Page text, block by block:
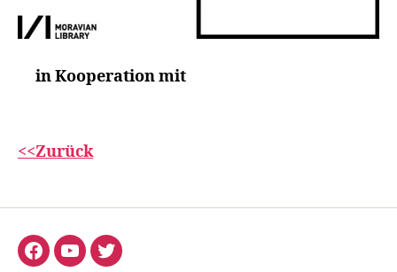
in Kooperation mit
<<Zurück
Facebook
YouTubeTwitter